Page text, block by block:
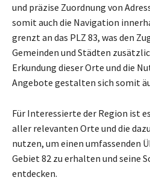
und präzise Zuordnung von
somit auch die Navigation
grenzt an das PLZ 83, was den
Gemeinden und Städten
Erkundung dieser Orte und die
Angebote gestalten sich somit
Für Interessierte der Region ist
aller relevanten Orte und die
nutzen, um einen umfassenden
Gebiet 82 zu erhalten und seine
entdecken.